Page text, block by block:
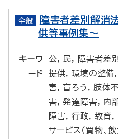
全般
障害者差別解消
供等事例集～
キーワ
ード
公, 民, 障害者差
提供, 環境の整備
害, 盲ろう, 肢体
害, 発達障害, 内
障害, 行政, 教育,
サービス(買物、